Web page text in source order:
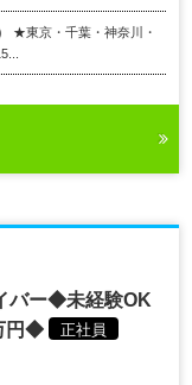
★東京・千葉・神奈川・
バー◆未経験OK
円◆
正社員